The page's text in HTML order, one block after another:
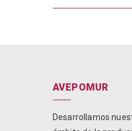
de
AVEPOMUR
Desarrollamos